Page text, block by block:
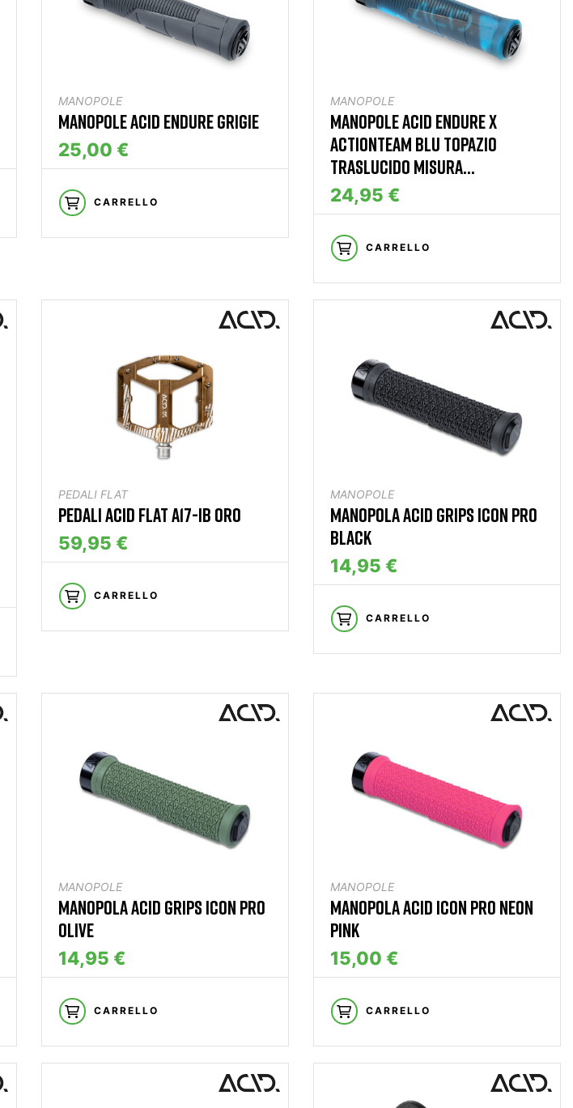
MANOPOLE
MANOPOLE ACID ENDURE GRIGIE
25,00 €
CARRELLO
MANOPOLE
MANOPOLE ACID ENDURE X
ACTIONTEAM BLU TOPAZIO
TRASLUCIDO MISURA...
24,95 €
CARRELLO
PEDALI FLAT
PEDALI ACID FLAT A17-IB ORO
59,95 €
CARRELLO
MANOPOLE
MANOPOLA ACID GRIPS ICON PRO
BLACK
14,95 €
CARRELLO
MANOPOLE
MANOPOLA ACID GRIPS ICON PRO
OLIVE
14,95 €
CARRELLO
MANOPOLE
MANOPOLA ACID ICON PRO NEON
PINK
15,00 €
CARRELLO